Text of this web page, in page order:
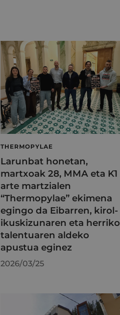
THERMOPYLAE
Larunbat honetan,
martxoak 28, MMA eta K1
arte martzialen
“Thermopylae” ekimena
egingo da Eibarren, kirol-
ikuskizunaren eta herriko
talentuaren aldeko
apustua eginez
2026/03/25